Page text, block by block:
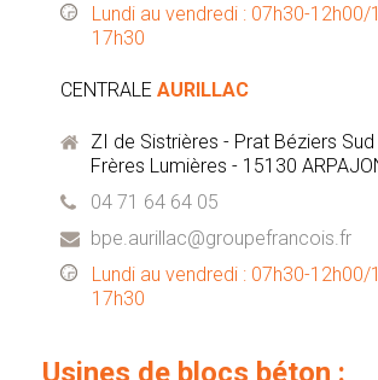
Lundi au vendredi : 07h30-12h00/
17h30
CENTRALE AURILLAC
ZI de Sistrières - Prat Béziers Sud
Frères Lumières - 15130
04 71 64 64 05
bpe.aurillac@groupefrancois.fr
Lundi au vendredi : 07h30-12h00/
17h30
Usines de blocs béton :